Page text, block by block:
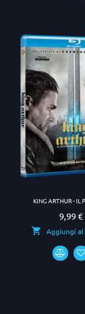
KING ARTHUR - IL
9,99 €
Aggiungi